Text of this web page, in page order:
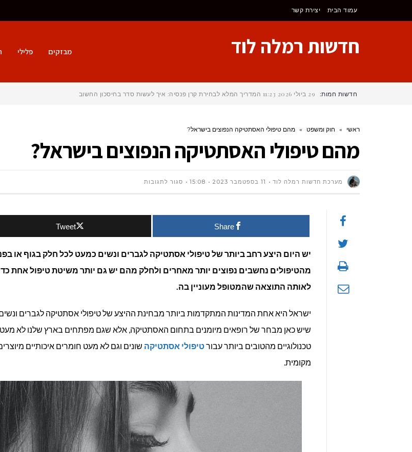
עמוד הבית יצירת קשר
חדשות רמלה לוד מבזקים פלילי
חדשות חמות: 29 ביולי 2026 11:23 המדריך המלא לבחירת קרן פנסיה: איך לעשות סדר בחיסכון החשוב ביותר שלך?
ראשי » חוק ומשפט » מהם טיפולי האסתטיקה הנפוצים בישראל?
מהם טיפולי האסתטיקה הנפוצים בישראל?
מערכת חדשות רמלה לוד 11 בספטמבר 2023 15:08 סגור לתגובותעל
האסתטיקה
הנפוצים
Share
Tweet
יש היום היצע רחב ביותר של טיפולי אסתטיקה לגברים ונשים כמעט לכל חלק בגוף או
מהטיפולים נחשבים נפוצים יותר מאחרים ולחלק מהם יש גם יותר משיטת טיפול אחת
לאותה התוצאה שהמטופל מעוניין בה.
ישראל היא אחת המדינות המתקדמות ביותר מבחינת ההיצע של טיפולי אסתטיקה לגברים
שיש כאן מבחר של רופאים מיומנים בתחום האסתטיקה, אלא שגם מפתחים בארץ שלנו לא מעט
טכנולוגיים מהטובים ביותר עבורטיפולי אסתטיקה שונים וגם לא מעט חומרים איכותיים
מקומית.